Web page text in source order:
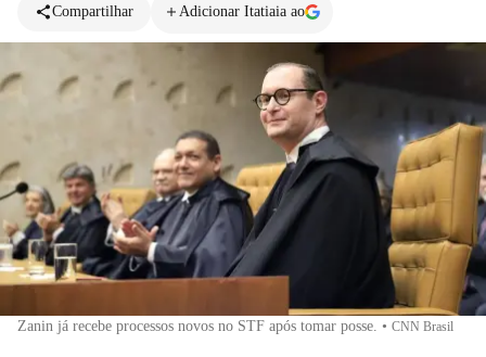
Compartilhar
Adicionar Itatiaia ao
Zanin já recebe processos novos no STF após tomar posse. • CNN Brasil